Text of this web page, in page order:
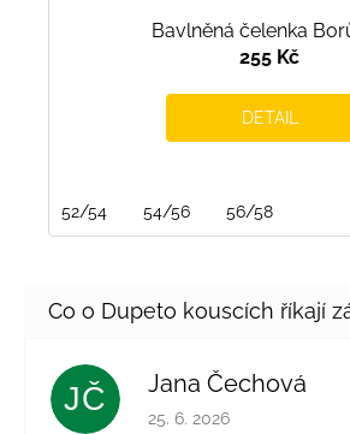
Bavlněná čelenka
255 Kč
DETAIL
52/54 54/56 56/58
JČ Jana Čechová
Hodnocení obchodu je 5 z
25. 6. 2026